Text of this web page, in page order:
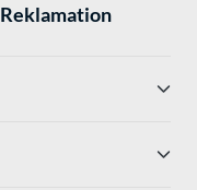
Reklamation